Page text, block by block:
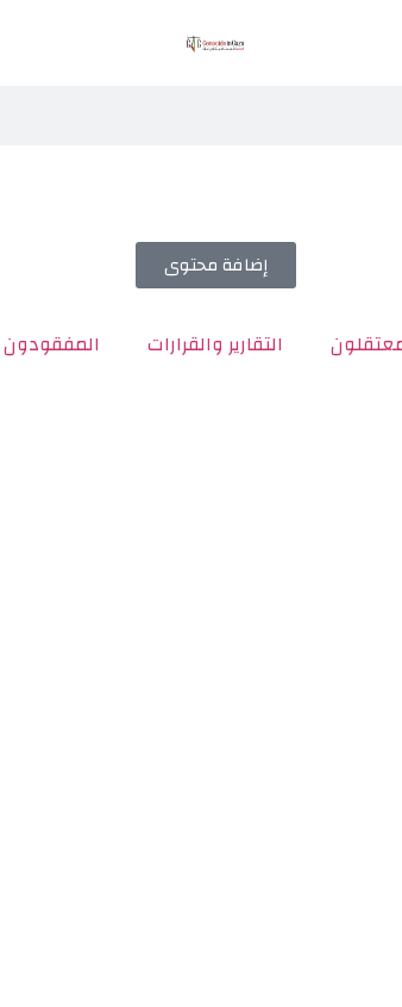
إضافة محتوى
التقارير والقرارات المفقودون